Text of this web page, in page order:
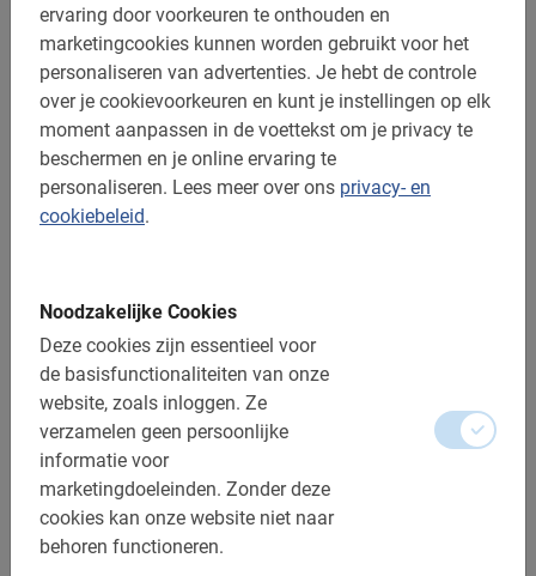
ervaring door voorkeuren te onthouden en
marketingcookies kunnen worden gebruikt voor het
personaliseren van advertenties. Je hebt de controle
over je cookievoorkeuren en kunt je instellingen op elk
moment aanpassen in de voettekst om je privacy te
beschermen en je online ervaring te
personaliseren. Lees meer over ons privacy- en
cookiebeleid.
Noodzakelijke Cookies
Deze cookies zijn essentieel voor
de basisfunctionaliteiten van onze
website, zoals inloggen. Ze
verzamelen geen persoonlijke
informatie voor
marketingdoeleinden. Zonder deze
cookies kan onze website niet naar
behoren functioneren.
Toronto
Fietsen in Toronto - fiest mee en ontdek zelf waarom je deze
fietstour niet mag missen! Je leert de stad in maar een paar
uur tijd kennen.